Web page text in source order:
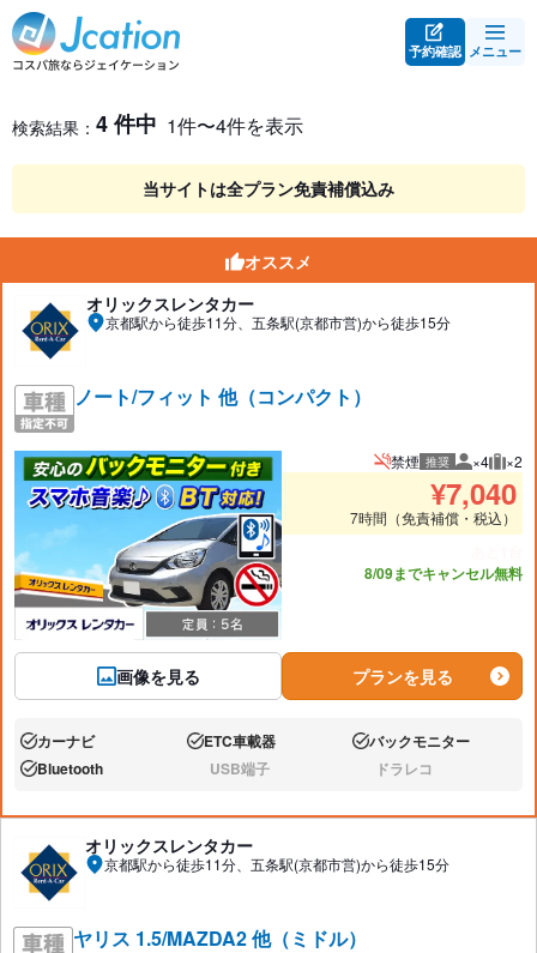
予約確認 メニュー
レンタカー検索・比較
レンタカー検索結果
検索結果： 4 件中 1件〜4件を表示
当サイトは全プラン免責補償込み
オススメ
オリックスレンタカー
京都駅から徒歩11分、五条駅(京都市営)から徒歩15分
ノート/フィット 他（コンパクト）
画像を見る
禁煙 推奨 推奨人数
×4 推奨
×2
¥7,040
7時間（免責補償・税込）
8/09までキャンセル無料
プランを見る
あり:カーナビ あり:ETC車載器 あり:バックモニター
あり:Bluetooth なし:USB端子 なし:ドラレコ
オリックスレンタカー
京都駅から徒歩11分、五条駅(京都市営)から徒歩15分
ヤリス 1.5/MAZDA2 他（ミドル）